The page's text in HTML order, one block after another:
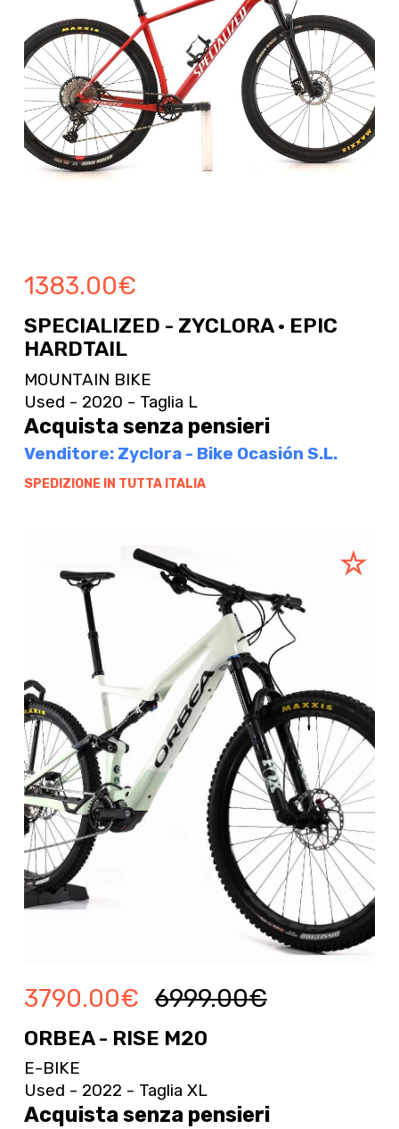
1383.00€
SPECIALIZED - ZYCLORA · EPIC
HARDTAIL
MOUNTAIN BIKE
Used - 2020 - Taglia L
Acquista senza pensieri
Venditore: Zyclora - Bike Ocasión S.L.
SPEDIZIONE IN TUTTA ITALIA
3790.00€ 6999.00€
ORBEA - RISE M20
E-BIKE
Used - 2022 - Taglia XL
Acquista senza pensieri